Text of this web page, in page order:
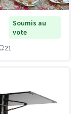
Soumis au
vote
21